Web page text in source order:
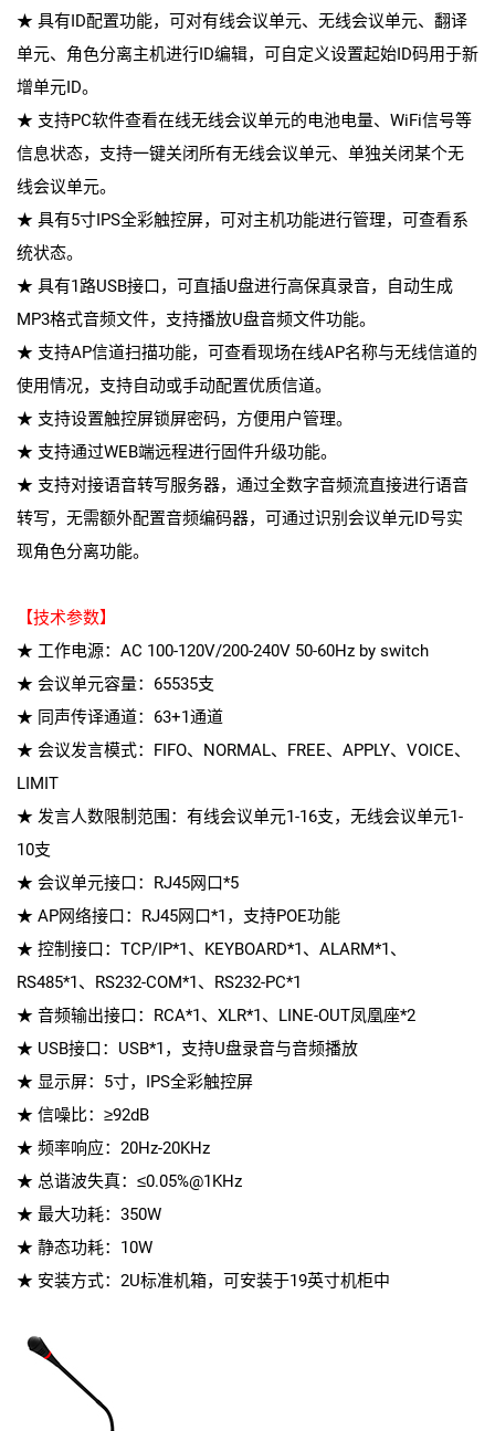
★ 具有ID配置功能，可对有线会议单元、无线会议单元、翻译
单元、角色分离主机进行ID编辑，可自定义设置起始ID码用于新
增单元ID。
★ 支持PC软件查看在线无线会议单元的电池电量、WiFi信号等
信息状态，支持一键关闭所有无线会议单元、单独关闭某个无
线会议单元。
★ 具有5寸IPS全彩触控屏，可对主机功能进行管理，可查看系
统状态。
★ 具有1路USB接口，可直插U盘进行高保真录音，自动生成
MP3格式音频文件，支持播放U盘音频文件功能。
★ 支持AP信道扫描功能，可查看现场在线AP名称与无线信道的
使用情况，支持自动或手动配置优质信道。
★ 支持设置触控屏锁屏密码，方便用户管理。
★ 支持通过WEB端远程进行固件升级功能。
★ 支持对接语音转写服务器，通过全数字音频流直接进行语音
转写，无需额外配置音频编码器，可通过识别会议单元ID号实
现角色分离功能。
【技术参数】
★ 工作电源：AC 100-120V/200-240V 50-60Hz by switch
★ 会议单元容量：65535支
★ 同声传译通道：63+1通道
★ 会议发言模式：FIFO、NORMAL、FREE、APPLY、VOICE、
LIMIT
★ 发言人数限制范围：有线会议单元1-16支，无线会议单元1-
10支
★ 会议单元接口：RJ45网口*5
★ AP网络接口：RJ45网口*1，支持POE功能
★ 控制接口：TCP/IP*1、KEYBOARD*1、ALARM*1、
RS485*1、RS232-COM*1、RS232-PC*1
★ 音频输出接口：RCA*1、XLR*1、LINE-OUT凤凰座*2
★ USB接口：USB*1，支持U盘录音与音频播放
★ 显示屏：5寸，IPS全彩触控屏
★ 信噪比：≥92dB
★ 频率响应：20Hz-20KHz
★ 总谐波失真：≤0.05%@1KHz
★ 最大功耗：350W
★ 静态功耗：10W
★ 安装方式：2U标准机箱，可安装于19英寸机柜中